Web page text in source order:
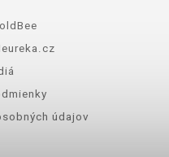
údajov